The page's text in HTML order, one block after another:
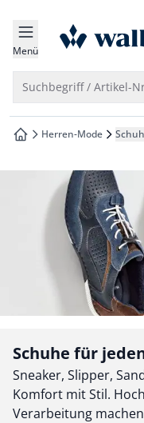
springen
springen
springen
springen
Menü
Suchbegriff / Artikel-
zur Startseite
Herren-Mode
Schuhe für
Sneaker, Slipper,
Komfort mit Stil.
Verarbeitung